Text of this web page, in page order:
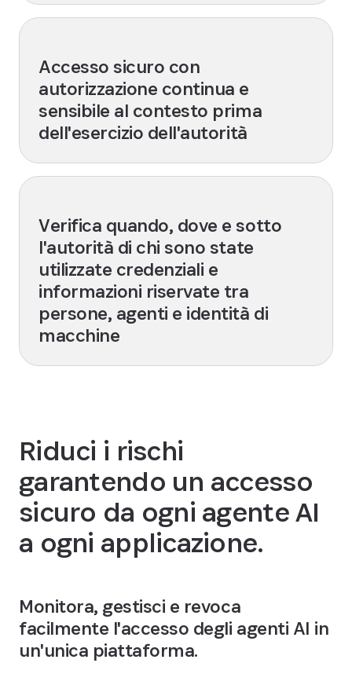
Accesso sicuro con
autorizzazione continua e
sensibile al contesto prima
dell'esercizio dell'autorità
Verifica quando, dove e sotto
l'autorità di chi sono state
utilizzate credenziali e
informazioni riservate tra
persone, agenti e identità di
macchine
Riduci i rischi
garantendo un accesso
sicuro da ogni agente AI
a ogni applicazione.
Monitora, gestisci e revoca
facilmente l'accesso degli agenti AI in
un'unica piattaforma.